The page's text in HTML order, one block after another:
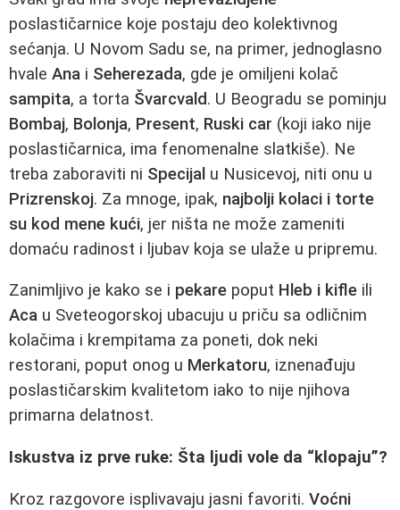
poslastičarnice koje postaju deo kolektivnog
sećanja. U Novom Sadu se, na primer, jednoglasno
hvale Ana i Seherezada, gde je omiljeni kolač
sampita, a torta Švarcvald. U Beogradu se pominju
Bombaj, Bolonja, Present, Ruski car (koji iako nije
poslastičarnica, ima fenomenalne slatkiše). Ne
treba zaboraviti ni Specijal u Nusicevoj, niti onu u
Prizrenskoj. Za mnoge, ipak, najbolji kolaci i torte
su kod mene kući, jer ništa ne može zameniti
domaću radinost i ljubav koja se ulaže u pripremu.
Zanimljivo je kako se i pekare poput Hleb i kifle ili
Aca u Sveteogorskoj ubacuju u priču sa odličnim
kolačima i krempitama za poneti, dok neki
restorani, poput onog u Merkatoru, iznenađuju
poslastičarskim kvalitetom iako to nije njihova
primarna delatnost.
Iskustva iz prve ruke: Šta ljudi vole da “klopaju”?
Kroz razgovore isplivavaju jasni favoriti. Voćni